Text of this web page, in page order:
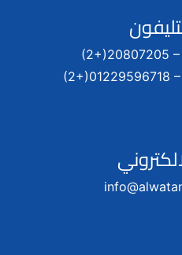
(2+)20807205
(2+)01229596718